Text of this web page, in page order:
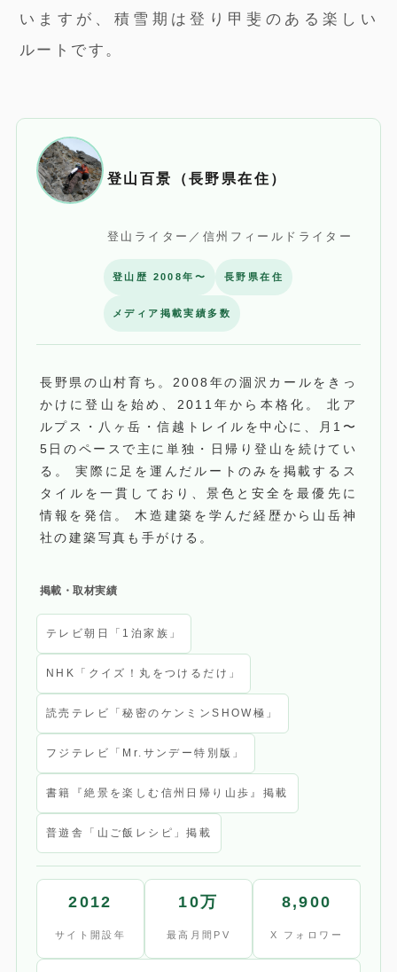
いますが、積雪期は登り甲斐のある楽しい
ルートです。
登山百景（長野県在住）
登山ライター／信州フィールドライター
登山歴 2008年〜 長野県在住
メディア掲載実績多数
長野県の山村育ち。2008年の涸沢カールをきっ
かけに登山を始め、2011年から本格化。 北ア
ルプス・八ヶ岳・信越トレイルを中心に、月1〜
5日のペースで主に単独・日帰り登山を続けてい
る。 実際に足を運んだルートのみを掲載するス
タイルを一貫しており、景色と安全を最優先に
情報を発信。 木造建築を学んだ経歴から山岳神
社の建築写真も手がける。
掲載・取材実績
テレビ朝日「1泊家族」
NHK「クイズ！丸をつけるだけ」
読売テレビ「秘密のケンミンSHOW極」
フジテレビ「Mr.サンデー特別版」
書籍『絶景を楽しむ信州日帰り山歩』掲載
普遊舎「山ご飯レシピ」掲載
2012
サイト開設年
10万
最高月間PV
8,900
X フォロワー